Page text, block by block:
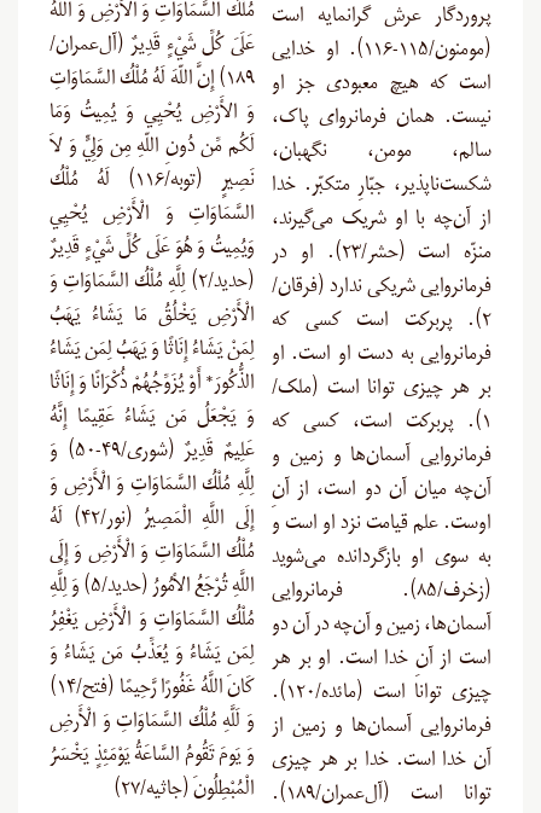
پروردگار عرش گرانمایه است
(مومنون/۱۱۵-۱۱۶). او خدایی
است که هیچ معبودی جز او
نیست. همان فرمانروای پاک،
سالم، مومن، نگهبان،
شکست‌ناپذیر، جبّارِ متکبّر. خدا
از آن‌چه با او شریک می‌گیرند،
منزّه است (حشر/۲۳). او در
فرمانروایی شریکی ندارد (فرقان/
۲). پربرکت است کسی که
فرمانروایی به دست او است. او
بر هر چیزی توانا است (ملک/
۱). پربرکت است، کسی که
فرمانروایی آسمان‌ها و زمین و
آن‌چه میان آن دو است، از آنِ
اوست. علم قیامت نزد او است و
به سوی او بازگردانده می‌شوید
(زخرف/۸۵). فرمانروایی
آسمان‌ها، زمین و آن‌چه در آن دو
است از آنِ خدا است. او بر هر
چیزی توانا است (مائده/۱۲۰).
فرمانروایی آسمان‌ها و زمین از
آن خدا است. خدا بر هر چیزی
توانا است (آل‌عمران/۱۸۹).
مُلْكُ السَّمَاوَاتِ وَ الأَرْضِ وَ اللّهُ
عَلَىَ كُلِّ شَيْءٍ قَدِيرٌ (آل‌عمران/
۱۸۹) إِنَّ اللّهَ لَهُ مُلْكُ السَّمَاوَاتِ
وَ الأَرْضِ يُحْيِي وَ يُمِيتُ وَمَا
لَكُم مِّن دُونِ اللّهِ مِن وَلِيٍّ وَ لاَ
نَصِيرٍ (توبه/۱۱۶) لَهُ مُلْكُ
السَّمَاوَاتِ وَ الْأَرْضِ يُحْيِي
وَيُمِيتُ وَ هُوَ عَلَى كُلِّ شَيْءٍ قَدِيرٌ
(حدید/۲) لِلَّهِ مُلْكُ السَّمَاوَاتِ وَ
الْأَرْضِ يَخْلُقُ مَا يَشَاءُ يَهَبُ
لِمَنْ يَشَاءُ إِنَاثًا وَ يَهَبُ لِمَن يَشَاءُ
الذُّكُورَ* أَوْ يُزَوِّجُهُمْ ذُكْرَانًا وَ إِنَاثًا
وَ يَجْعَلُ مَن يَشَاءُ عَقِيمًا إِنَّهُ
عَلِيمٌ قَدِيرٌ (شوری/۴۹-۵۰) وَ
لِلَّهِ مُلْكُ السَّمَاوَاتِ وَ الْأَرْضِ وَ
إِلَى اللَّهِ الْمَصِيرُ (نور/۴۲) لَهُ
مُلْكُ السَّمَاوَاتِ وَ الْأَرْضِ وَ إِلَى
اللَّهِ تُرْجَعُ الأمُورُ (حدید/۵) وَ لِلَّهِ
مُلْكُ السَّمَاوَاتِ وَ الْأَرْضِ يَغْفِرُ
لِمَن يَشَاءُ وَ يُعَذِّبُ مَن يَشَاءُ وَ
كَانَ اللَّهُ غَفُورًا رَّحِيمًا (فتح/۱۴)
وَ لَلَّهِ مُلْكُ السَّمَاوَاتِ وَ الْأَرضِ
وَ يَومَ تَقُومُ السَّاعَةُ يَوْمَئِذٍ يَخْسَرُ
الْمُبْطِلُونَ (جاثیه/۲۷)